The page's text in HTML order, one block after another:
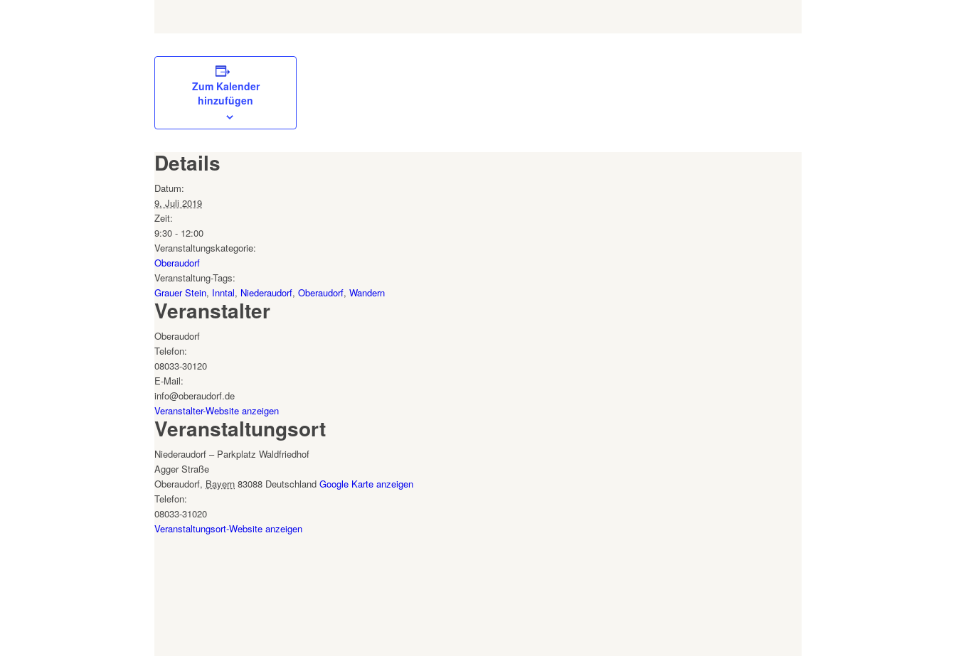
Zum Kalender
hinzufügen
Details
Datum:
9. Juli 2019
Zeit:
9:30 - 12:00
Veranstaltungskategorie:
Oberaudorf
Veranstaltung-Tags:
Grauer Stein, Inntal, Niederaudorf, Oberaudorf, Wandern
Veranstalter
Oberaudorf
Telefon:
08033-30120
E-Mail:
info@oberaudorf.de
Veranstalter-Website anzeigen
Veranstaltungsort
Niederaudorf – Parkplatz Waldfriedhof
Agger Straße
Oberaudorf, Bayern 83088 Deutschland Google Karte anzeigen
Telefon:
08033-31020
Veranstaltungsort-Website anzeigen